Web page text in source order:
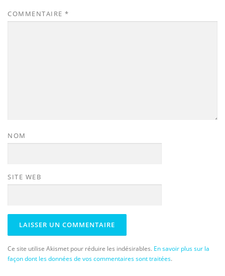
COMMENTAIRE *
NOM
SITE WEB
Ce site utilise Akismet pour réduire les indésirables. En savoir plus sur la
façon dont les données de vos commentaires sont traitées.